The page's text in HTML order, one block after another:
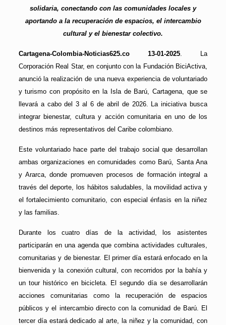
solidaria, conectando con las comunidades locales y
aportando a la recuperación de espacios, el intercambio
cultural y el bienestar colectivo.
Cartagena-Colombia-Noticias625.co 13-01-2025 . La
Corporación Real Star, en conjunto con la Fundación BiciActiva,
anunció la realización de una nueva experiencia de voluntariado
y turismo con propósito en la Isla de Barú, Cartagena, que se
llevará a cabo del 3 al 6 de abril de 2026. La iniciativa busca
integrar bienestar, cultura y acción comunitaria en uno de los
destinos más representativos del Caribe colombiano.
Este voluntariado hace parte del trabajo social que desarrollan
ambas organizaciones en comunidades como Barú, Santa Ana
y Ararca, donde promueven procesos de formación integral a
través del deporte, los hábitos saludables, la movilidad activa y
el fortalecimiento comunitario, con especial énfasis en la niñez
y las familias.
Durante los cuatro días de la actividad, los asistentes
participarán en una agenda que combina actividades culturales,
comunitarias y de bienestar. El primer día estará enfocado en la
bienvenida y la conexión cultural, con recorridos por la bahía y
un tour histórico en bicicleta. El segundo día se desarrollarán
acciones comunitarias como la recuperación de espacios
públicos y el intercambio directo con la comunidad de Barú. El
tercer día estará dedicado al arte, la niñez y la comunidad, con